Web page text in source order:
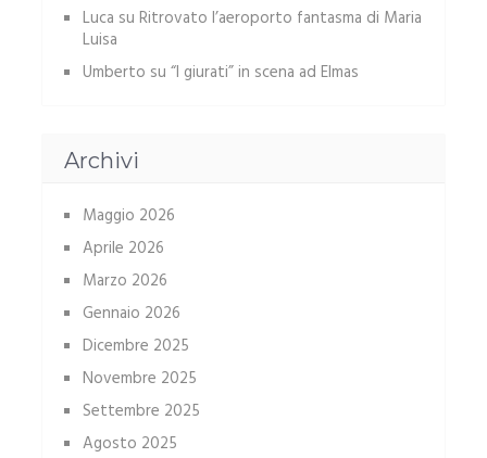
Luca su Ritrovato l’aeroporto fantasma di Maria
Luisa
Umberto su “I giurati” in scena ad Elmas
Archivi
Maggio 2026
Aprile 2026
Marzo 2026
Gennaio 2026
Dicembre 2025
Novembre 2025
Settembre 2025
Agosto 2025